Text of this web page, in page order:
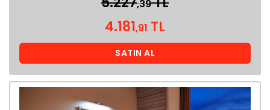
,39
4.181,91 TL
SATIN AL